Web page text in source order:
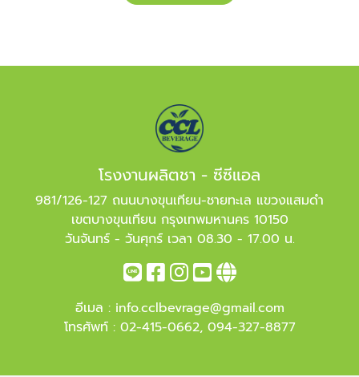
โรงงานผลิตชา - ซีซีแอล
981/126-127 ถนนบางขุนเทียน-ชายทะเล แขวงแสมดำ
เขตบางขุนเทียน กรุงเทพมหานคร 10150
วันจันทร์ - วันศุกร์ เวลา 08.30 - 17.00 น.
อีเมล : info.cclbevrage@gmail.com
โทรศัพท์ : 02-415-0662, 094-327-8877